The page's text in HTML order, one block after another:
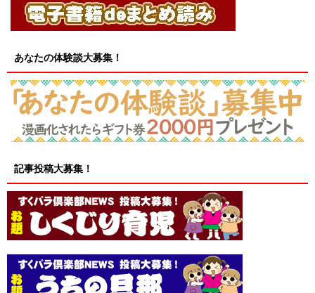
あなたの体験談大募集！
記事投稿大募集！